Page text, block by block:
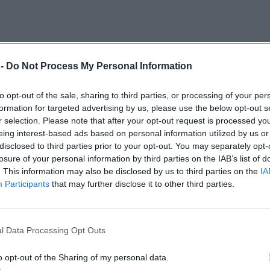
Do Not Process My Personal Information
opt-out of the sale, sharing to third parties, or processing of your
for targeted advertising by us, please use the below opt-out
selection. Please note that after your opt-out request is processed
interest-based ads based on personal information utilized by us
to third parties prior to your opt-out. You may separately
of your personal information by third parties on the IAB’s list of
This information may also be disclosed by us to third parties on the
Participants that may further disclose it to other third parties.
Data Processing Opt Outs
opt-out of the Sharing of my personal data.
το αποτέλεσμα μιας μακράς διαδικασίας
διάστημα, μέσα από συνεχείς
και υπηρεσιακών στελεχών των
αυτές οδήγησαν στη διαμόρφωση κοινού
στη συγκρότηση του Δικτύου.
ιδρυτικού μέλους αποκτά ιδιαίτερη σημασία,
συνεργασίας με άλλους ιστορικούς και
χώρας, συμβάλλοντας παράλληλα στην
ταυτότητας του νησιού. Η συμμετοχή
να ενισχύσει την παρουσία της Λέσβου στον
τουρισμού, αξιοποιώντας τη
του Αποστόλου Παύλου.